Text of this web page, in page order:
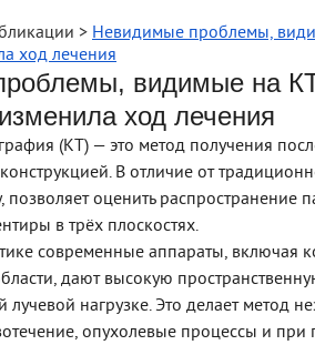
>Невидимые проблемы,
ход лечения
видимые на
ход лечения
(КТ) — это метод получения
В отличие от
позволяет оценить распространение
в трёх плоскостях.
современные аппараты, включая
дают высокую
лучевой нагрузке. Это делает метод
опухолевые процессы и при